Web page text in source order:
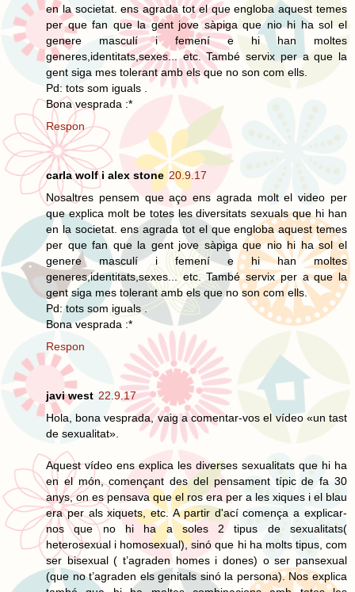
en la societat. ens agrada tot el que engloba aquest temes
per que fan que la gent jove sàpiga que nio hi ha sol el
genere masculí i femení e hi han moltes
generes,identitats,sexes... etc. També servix per a que la
gent siga mes tolerant amb els que no son com ells.
Pd: tots som iguals .
Bona vesprada :*
Respon
carla wolf i alex stone 20.9.17
Nosaltres pensem que aço ens agrada molt el video per
que explica molt be totes les diversitats sexuals que hi han
en la societat. ens agrada tot el que engloba aquest temes
per que fan que la gent jove sàpiga que nio hi ha sol el
genere masculí i femení e hi han moltes
generes,identitats,sexes... etc. També servix per a que la
gent siga mes tolerant amb els que no son com ells.
Pd: tots som iguals .
Bona vesprada :*
Respon
javi west 22.9.17
Hola, bona vesprada, vaig a comentar-vos el vídeo «un tast
de sexualitat».
Aquest vídeo ens explica les diverses sexualitats que hi ha
en el món, començant des del pensament típic de fa 30
anys, on es pensava que el ros era per a les xiques i el blau
era per als xiquets, etc. A partir d'ací comença a explicar-
nos que no hi ha a soles 2 tipus de sexualitats(
heterosexual i homosexual), sinó que hi ha molts tipus, com
ser bisexual ( t’agraden homes i dones) o ser pansexual
(que no t’agraden els genitals sinó la persona). Nos explica